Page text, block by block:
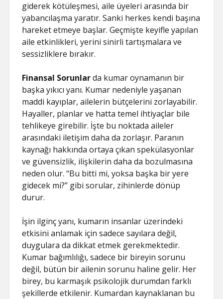
giderek kötüleşmesi, aile üyeleri arasında bir
yabancılaşma yaratır. Sanki herkes kendi başına
hareket etmeye başlar. Geçmişte keyifle yapılan
aile etkinlikleri, yerini sinirli tartışmalara ve
sessizliklere bırakır.
Finansal Sorunlarda kumar oynamanın bir
başka yıkıcı yanı. Kumar nedeniyle yaşanan
maddi kayıplar, ailelerin bütçelerini zorlayabilir.
Hayaller, planlar ve hatta temel ihtiyaçlar bile
tehlikeye girebilir. İşte bu noktada aileler
arasındaki iletişim daha da zorlaşır. Paranın
kaynağı hakkında ortaya çıkan spekülasyonlar
ve güvensizlik, ilişkilerin daha da bozulmasına
neden olur. “Bu bitti mi, yoksa başka bir yere
gidecek mi?” gibi sorular, zihinlerde dönüp
durur.
İşin ilginç yanı, kumarın insanlar üzerindeki
etkisini anlamak için sadece sayılara değil,
duygulara da dikkat etmek gerekmektedir.
Kumar bağımlılığı, sadece bir bireyin sorunu
değil, bütün bir ailenin sorunu haline gelir. Her
birey, bu karmaşık psikolojik durumdan farklı
şekillerde etkilenir. Kumardan kaynaklanan bu